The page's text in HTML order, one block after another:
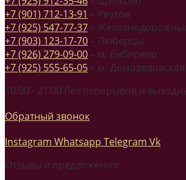
+7 (901) 712-13-91 – Реутов
+7 (925) 547-77-37 –
+7 (903) 123-17-70 – Люберцы
+7 (926) 279-09-00 – м. Бибирево
+7 (925) 555-65-05 – м. Домодедовская
10:00 - 21:00 без перерывов и
Обратный звонок
Instagram Whatsapp Telegram Vk
Отзывы и предложения: